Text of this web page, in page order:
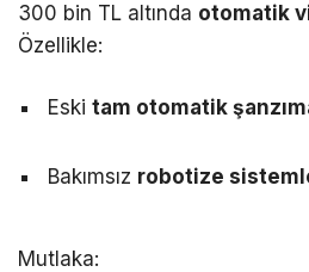
300 bin TL altında otomatik
Özellikle:
Eski tam otomatik
Bakımsız robotize
Mutlaka: